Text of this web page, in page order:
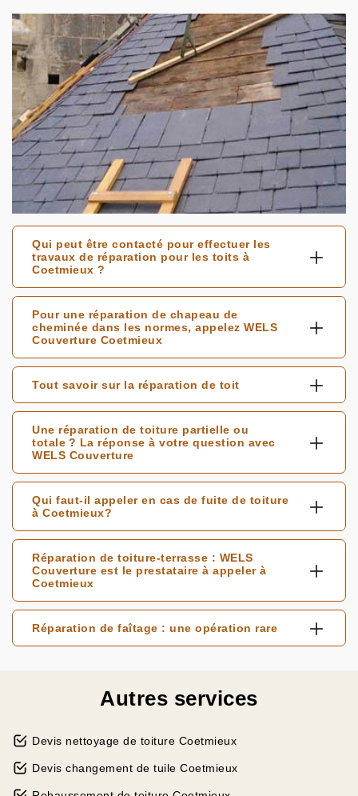
Qui peut être contacté pour effectuer les
travaux de réparation pour les toits à
Coetmieux ?
Pour une réparation de chapeau de
cheminée dans les normes, appelez WELS
Couverture Coetmieux
Tout savoir sur la réparation de toit
Une réparation de toiture partielle ou
totale ? La réponse à votre question avec
WELS Couverture
Qui faut-il appeler en cas de fuite de toiture
à Coetmieux?
Réparation de toiture-terrasse : WELS
Couverture est le prestataire à appeler à
Coetmieux
Réparation de faîtage : une opération rare
Autres services
Devis nettoyage de toiture Coetmieux
Devis changement de tuile Coetmieux